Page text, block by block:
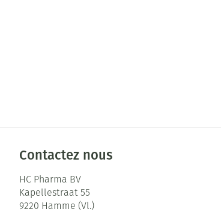
Contactez nous
HC Pharma BV
Kapellestraat 55
9220 Hamme (Vl.)